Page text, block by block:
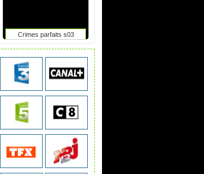
Crimes parfaits s03